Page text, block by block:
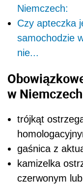
Niemczech:
Czy apteczka
samochodzie
nie...
w
trójkąt
gaśnica z
kamizelka
czerwonym